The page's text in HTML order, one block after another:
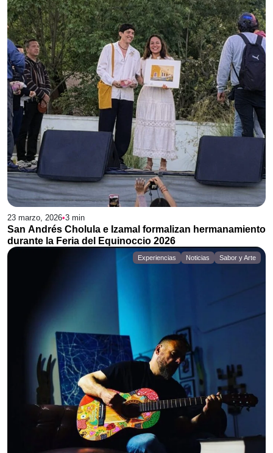
23 marzo, 2026•3 min
San Andrés Cholula e Izamal formalizan hermanamiento
durante la Feria del Equinoccio 2026
Experiencias Noticias Sabor y Arte